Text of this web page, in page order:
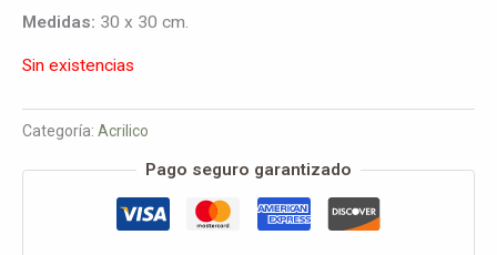
Medidas: 30 x 30 cm.
Sin existencias
Categoría: Acrilico
Pago seguro garantizado